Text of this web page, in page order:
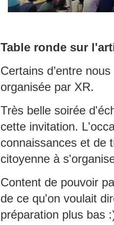
Table ronde sur
Certains d’entre
organisée par XR.
Très belle soirée
cette invitation.
connaissances et de
citoyenne à
Content de pouvoir
de ce qu'on voulait
préparation plus bas